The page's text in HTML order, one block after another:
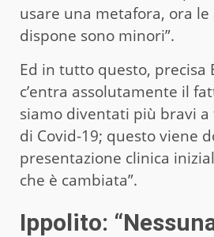
usare una metafora, ora
dispone sono minori”.
Ed in tutto questo, precisa
c’entra assolutamente il
siamo diventati più bravi
di Covid-19; questo viene
presentazione clinica
che è cambiata”.
Ippolito: